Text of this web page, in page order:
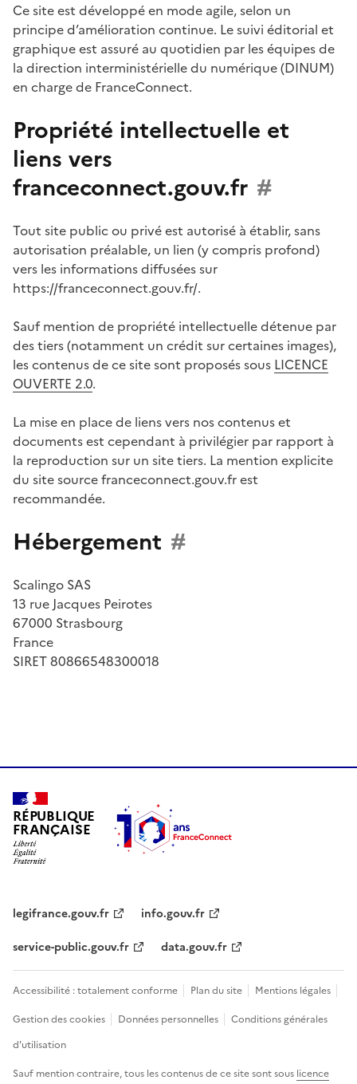
Ce site est développé en mode agile, selon un
principe d’amélioration continue. Le suivi éditorial et
graphique est assuré au quotidien par les équipes de
la direction interministérielle du numérique (DINUM)
en charge de FranceConnect.
Propriété intellectuelle et
liens vers
franceconnect.gouv.fr #
Tout site public ou privé est autorisé à établir, sans
autorisation préalable, un lien (y compris profond)
vers les informations diffusées sur
https://franceconnect.gouv.fr/.
Sauf mention de propriété intellectuelle détenue par
des tiers (notamment un crédit sur certaines images),
les contenus de ce site sont proposés sous LICENCE
OUVERTE 2.0.
La mise en place de liens vers nos contenus et
documents est cependant à privilégier par rapport à
la reproduction sur un site tiers. La mention explicite
du site source franceconnect.gouv.fr est
recommandée.
Hébergement #
Scalingo SAS
13 rue Jacques Peirotes
67000 Strasbourg
France
SIRET 80866548300018
RÉPUBLIQUE
FRANÇAISE
legifrance.gouv.fr
info.gouv.fr
service-public.gouv.fr
data.gouv.fr
Accessibilité : totalement conforme Plan du site
Mentions légales
Gestion des cookies
Données personnelles
Conditions générales
d'utilisation
Sauf mention contraire, tous les contenus de ce site sont sous licence